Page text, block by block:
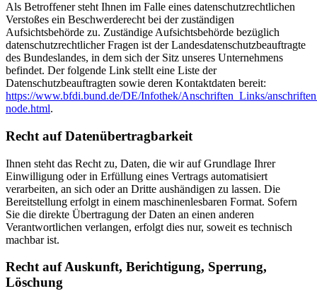
Als Betroffener steht Ihnen im Falle eines datenschutzrechtlichen
Verstoßes ein Beschwerderecht bei der zuständigen
Aufsichtsbehörde zu. Zuständige Aufsichtsbehörde bezüglich
datenschutzrechtlicher Fragen ist der Landesdatenschutzbeauftragte
des Bundeslandes, in dem sich der Sitz unseres Unternehmens
befindet. Der folgende Link stellt eine Liste der
Datenschutzbeauftragten sowie deren Kontaktdaten bereit:
https://www.bfdi.bund.de/DE/Infothek/Anschriften_Links/
node.html.
Recht auf Datenübertragbarkeit
Ihnen steht das Recht zu, Daten, die wir auf Grundlage Ihrer
Einwilligung oder in Erfüllung eines Vertrags automatisiert
verarbeiten, an sich oder an Dritte aushändigen zu lassen. Die
Bereitstellung erfolgt in einem maschinenlesbaren Format. Sofern
Sie die direkte Übertragung der Daten an einen anderen
Verantwortlichen verlangen, erfolgt dies nur, soweit es technisch
machbar ist.
Recht auf Auskunft, Berichtigung, Sperrung,
Löschung